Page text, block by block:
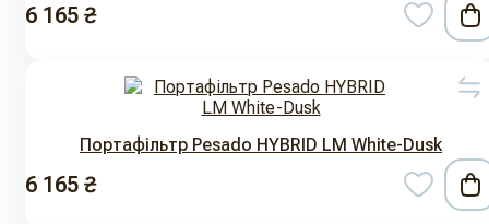
6 165 ₴
Портафільтр Pesado HYBRID LM White-Dusk
6 165 ₴